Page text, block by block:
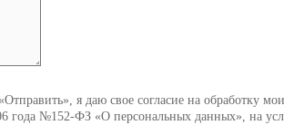
я даю свое согласие на обработку
года №152-ФЗ «О персональных данных», на